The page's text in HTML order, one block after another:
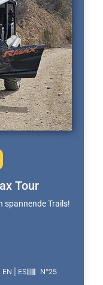
Tour
spannende Trails!
| ES N°25